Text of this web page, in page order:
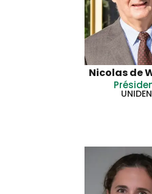
Nicolas de
UNIDEN